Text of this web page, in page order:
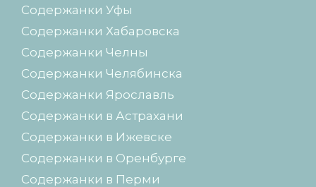
Содержанки Уфы
Содержанки Хабаровска
Содержанки Челны
Содержанки Челябинска
Содержанки Ярославль
Содержанки в Астрахани
Содержанки в Ижевске
Содержанки в Оренбурге
Содержанки в Перми